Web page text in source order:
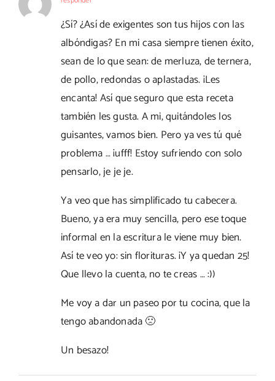
¿Sí? ¿Así de exigentes son tus hijos con las
albóndigas? En mi casa siempre tienen éxito,
sean de lo que sean: de merluza, de ternera,
de pollo, redondas o aplastadas. ¡Les
encanta! Así que seguro que esta receta
también les gusta. A mi, quitándoles los
guisantes, vamos bien. Pero ya ves tú qué
problema … ¡ufff! Estoy sufriendo con solo
pensarlo, je je je.
Ya veo que has simplificado tu cabecera.
Bueno, ya era muy sencilla, pero ese toque
informal en la escritura le viene muy bien.
Así te veo yo: sin florituras. ¡Y ya quedan 25!
Que llevo la cuenta, no te creas … :))
Me voy a dar un paseo por tu cocina, que la
tengo abandonada 🙁
Un besazo!